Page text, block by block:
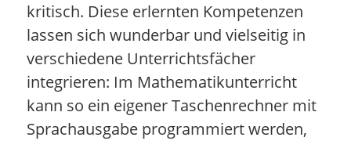
kritisch. Diese erlernten Kompetenzen
lassen sich wunderbar und vielseitig in
verschiedene Unterrichtsfächer
integrieren: Im Mathematikunterricht
kann so ein eigener Taschenrechner mit
Sprachausgabe programmiert werden,